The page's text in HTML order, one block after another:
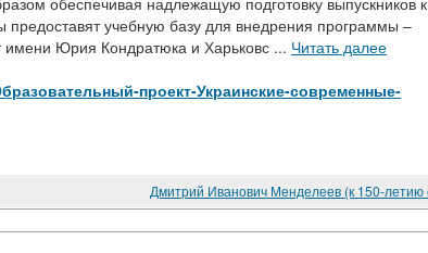
учебную базу для внедрения программы –
имени Юрия Кондратюка и Харьковс ... Читать далее
проект-Украинские-современные-